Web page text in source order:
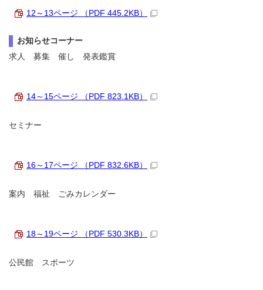
12～13ページ （PDF 445.2KB）
お知らせコーナー
求人 募集 催し 発表鑑賞
14～15ページ （PDF 823.1KB）
セミナー
16～17ページ （PDF 832.6KB）
案内 福祉 ごみカレンダー
18～19ページ （PDF 530.3KB）
公民館 スポーツ